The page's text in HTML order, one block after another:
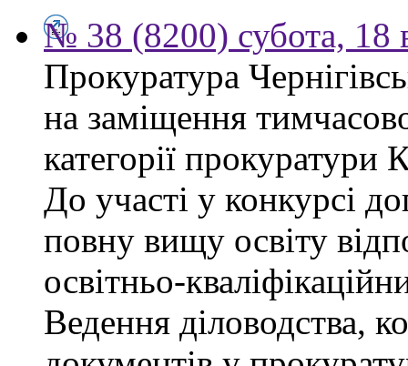
№ 38 (8200) субота, 18
Прокуратура
на заміщення
категорії прокуратури
До участі у конкурсі
повну вищу освіту
освітньо-
Ведення діловодства,